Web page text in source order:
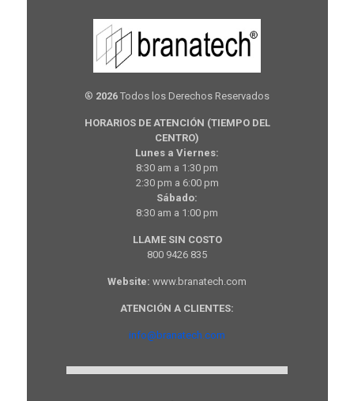
® 2026 Todos los Derechos Reservados
HORARIOS DE ATENCIÓN (TIEMPO DEL
CENTRO)
Lunes a Viernes:
8:30 am a 1:30 pm
2:30 pm a 6:00 pm
Sábado:
8:30 am a 1:00 pm
LLAME SIN COSTO
800 9426 835
Website: www.branatech.com
ATENCIÓN A CLIENTES:
info@branatech.com